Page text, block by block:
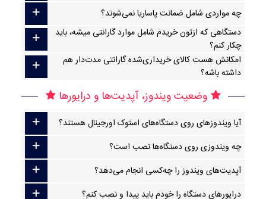
چه مواردی شامل ضمانت پاساریا نمی‌شوند؟
دستگاهی که ازتون خریدم شامل موارد گارانتی میشه، باید
چکار کنم؟
امکانش هست کالای خریداری‌شده گارانتی مدت‌دار هم
داشته باشه؟
وضعیت ویندوز، آپدیت‌ها و درایورها
آیا ویندوزهای روی دستگاه‌های استوک اورجینال هستند؟
چه ویندوزی روی دستگاه‌ها نصب است؟
آپدیت‌های ویندوز را چه‌کسی انجام می‌دهد؟
درایورهای دستگاه را خودم باید پیدا و نصب کنم؟